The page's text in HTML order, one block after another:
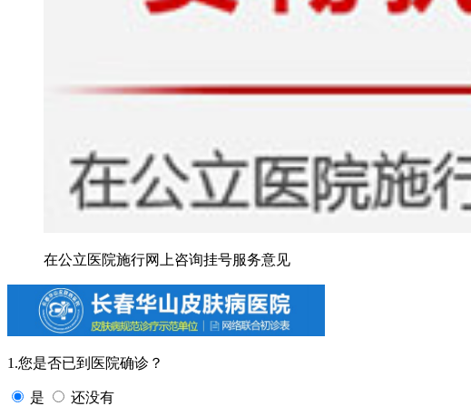
在公立医院施行网上咨询挂号服务意见
1.您是否已到医院确诊？
是 还没有